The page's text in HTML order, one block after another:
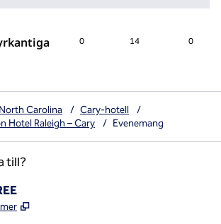
0 14 0
North Carolina / Cary-hotell
/
Hotel Raleigh – Cary
/ Evenemang
till?
,